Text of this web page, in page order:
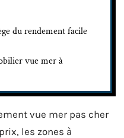
du rendement facile
vue mer à
vue mer pas cher
les zones à